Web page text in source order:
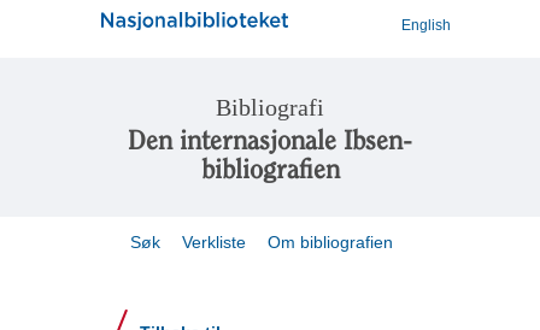
English
Bibliografi
Den internasjonale Ibsen-
bibliografien
Søk Verkliste Om bibliografien